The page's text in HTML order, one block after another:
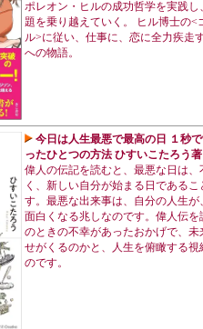
ポレオン・ヒルの成功哲学を実践し
題を乗り越えていく。 ヒル博士の<
ル>に従い、仕事に、恋に全力疾走
への物語。
今日は人生最悪で最高の日 １秒
ったひとつの方法 ひすいこたろう著
偉人の伝記を読むと、最悪な日は、
く、新しい自分が始まる日であるこ
す。最悪な出来事は、自分の人生が
面白くなる兆しなのです。偉人伝を
のときの不幸があったおかげで、未
せがくるのかと、人生を俯瞰する視
のです。